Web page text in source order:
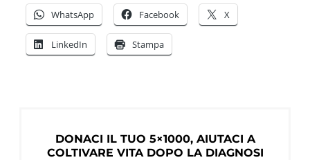
anziani
che
e
WhatsApp Facebook X
LinkedIn Stampa
DONACI IL TUO 5×1000, AIUTACI A
COLTIVARE VITA DOPO LA DIAGNOSI